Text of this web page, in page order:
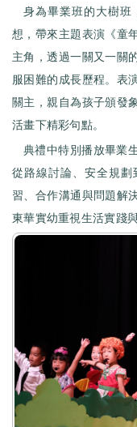
身為畢業班的大樹班
想，帶來主題表演《童
主角，透過一關又一關
服困難的成長歷程。表
關主，親自為孩子頒發
活畫下精彩句點。
典禮中特別播放畢業
從路線討論、安全規
習、合作溝通與問題解
東華實幼重視生活實踐